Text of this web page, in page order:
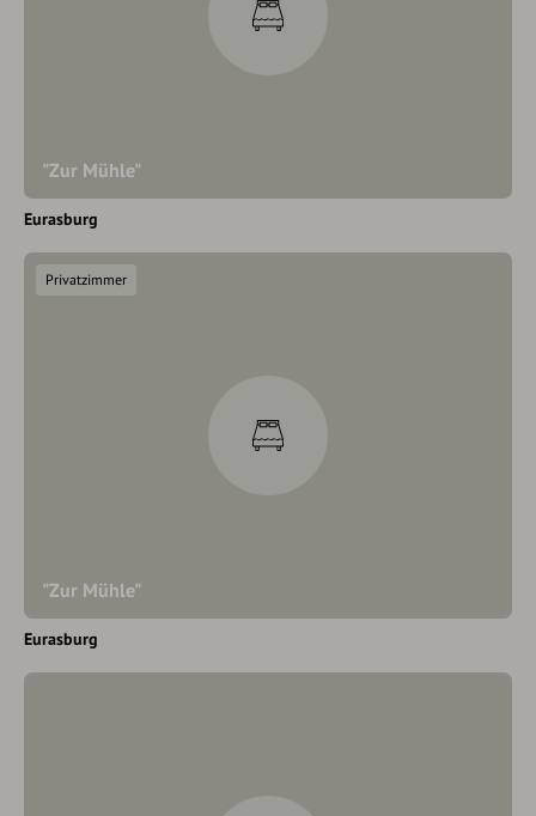
"Zur Mühle"
Eurasburg
"Zur Mühle"
Privatzimmer
Eurasburg